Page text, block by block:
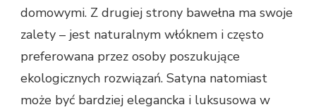
domowymi. Z drugiej strony bawełna ma swoje
zalety – jest naturalnym włóknem i często
preferowana przez osoby poszukujące
ekologicznych rozwiązań. Satyna natomiast
może być bardziej elegancka i luksusowa w